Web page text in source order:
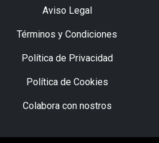
Aviso Legal
Términos y Condiciones
Política de Privacidad
Política de Cookies
Colabora con nostros